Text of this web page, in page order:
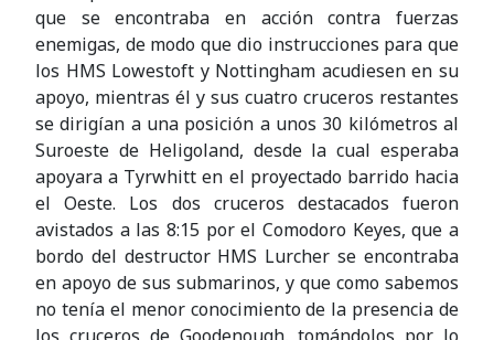
que se encontraba en acción contra fuerzas
enemigas, de modo que dio instrucciones para que
los HMS Lowestoft y Nottingham acudiesen en su
apoyo, mientras él y sus cuatro cruceros restantes
se dirigían a una posición a unos 30 kilómetros al
Suroeste de Heligoland, desde la cual esperaba
apoyara a Tyrwhitt en el proyectado barrido hacia
el Oeste. Los dos cruceros destacados fueron
avistados a las 8:15 por el Comodoro Keyes, que a
bordo del destructor HMS Lurcher se encontraba
en apoyo de sus submarinos, y que como sabemos
no tenía el menor conocimiento de la presencia de